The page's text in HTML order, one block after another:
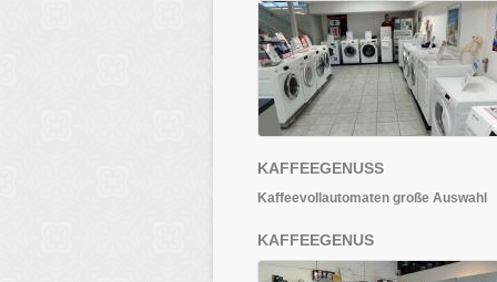
KAFFEEGENUSS
Kaffeevollautomaten große Auswahl
KAFFEEGENUS